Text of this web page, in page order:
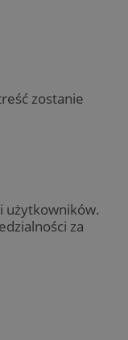
zostanie
użytkowników.
za